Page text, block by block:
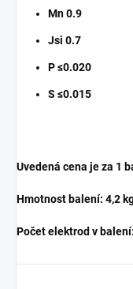
Mn 0.9
Jsi 0.7
P ≤0.020
S ≤0.015
Uvedená cena je za 1
Hmotnost balení: 4,2
Počet elektrod v